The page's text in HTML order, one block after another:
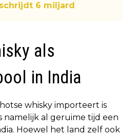
6 miljard
als
in India
whisky importeert is
namelijk al geruime tijd een
Hoewel het land zelf ook